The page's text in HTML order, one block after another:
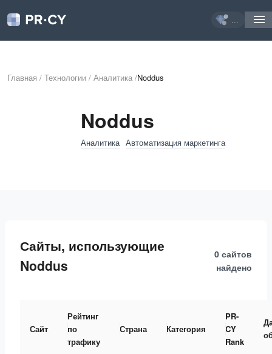
...
Главная / Технологии / Аналитика /Noddus
Noddus
Аналитика Автоматизация маркетинга
Сайты, использующие
Noddus
0 сайтов
найдено
Сайт
Рейтинг
по
трафику
Страна Категория
PR-
CY
Rank